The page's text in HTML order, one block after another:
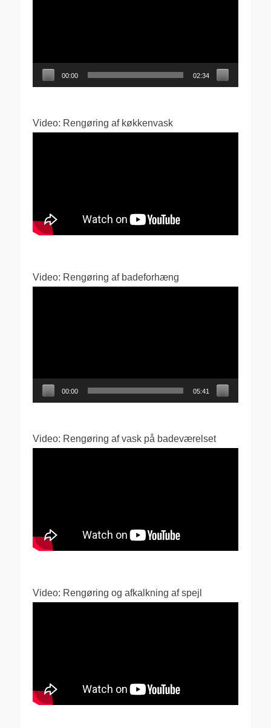
00:00 02:34
Video: Rengøring af køkkenvask
Video: Rengøring af badeforhæng
00:00 05:41
Video: Rengøring af vask på badeværelset
Video: Rengøring og afkalkning af spejl